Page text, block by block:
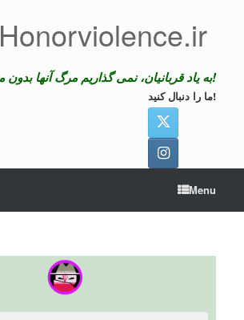
Honorviolence.ir
به یاد قربانیان، نمی گذاریم مرگ آنها بدون مجازات بماند!
ما را دنبال کنید!
Menu